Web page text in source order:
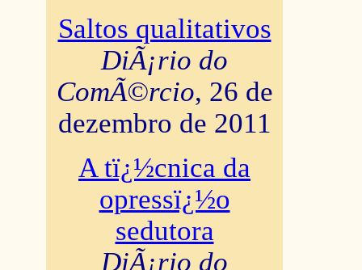
Saltos qualitativos
DiÃ¡rio do
ComÃ©rcio, 26 de
dezembro de 2011
A tï¿½cnica da
opressï¿½o
sedutora
DiÃ¡rio do